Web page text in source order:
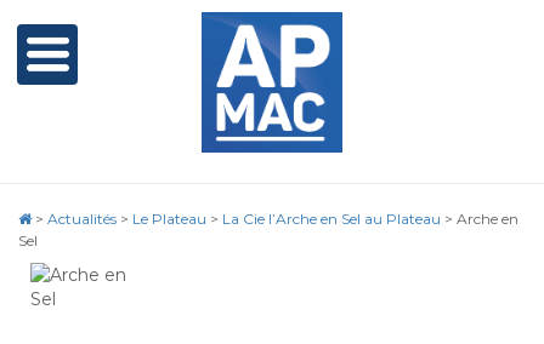
> Actualités > Le Plateau > La Cie l’Arche en Sel au Plateau > Arche en
Sel